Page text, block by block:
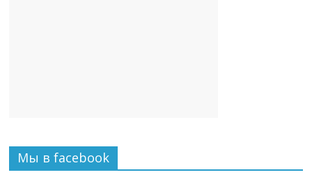
Мы в facebook